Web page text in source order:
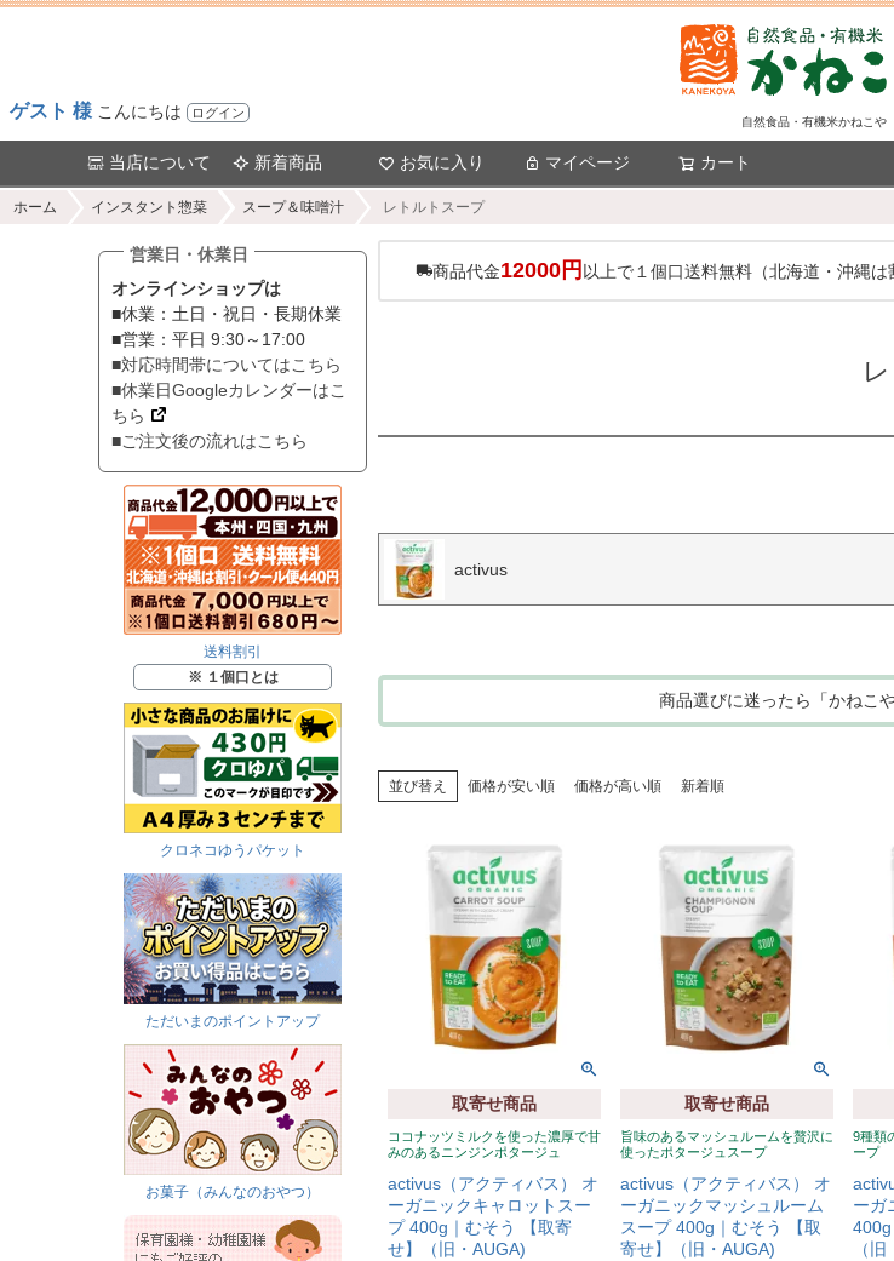
ゲスト 様 こんにちは ログイン
自然食品・有機米かねこや
当店について 新着商品 お気に入り マイページ カート
ホーム インスタント惣菜 スープ＆味噌汁 レトルトスープ
営業日・休業日
オンラインショップは
■休業：土日・祝日・長期休業
■営業：平日 9:30～17:00
■対応時間帯についてはこちら
■休業日Googleカレンダーはこ
ちら
■ご注文後の流れはこちら
送料割引
※ １個口とは
クロネコゆうパケット
ただいまのポイントアップ
お菓子（みんなのおやつ）
商品代金12000円 以上で１個口送料無料（北海道・沖縄
activus
商品選びに迷ったら「かねこ
並び替え 価格が安い順 価格が高い順 新着順
取寄せ商品
ココナッツミルクを使った濃厚で甘
みのあるニンジンポタージュ
activus（アクティバス） オ
ーガニックキャロットスー
プ 400g｜むそう 【取寄
せ】（旧・AUGA)
取寄せ商品
旨味のあるマッシュルームを贅沢に
使ったポタージュスープ
activus（アクティバス） オ
ーガニックマッシュルーム
スープ 400g｜むそう 【取
寄せ】（旧・AUGA)
9種類
ープ
ーガ
400g
（旧